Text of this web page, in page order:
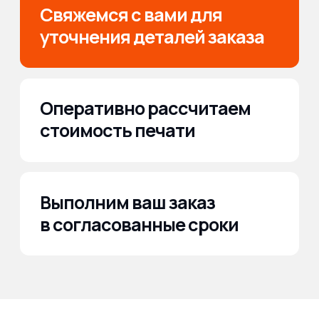
изготовления
печатей для ТОО?
макета с нуля, до срочного изготовления печатей для
Высокое качество
Собственное